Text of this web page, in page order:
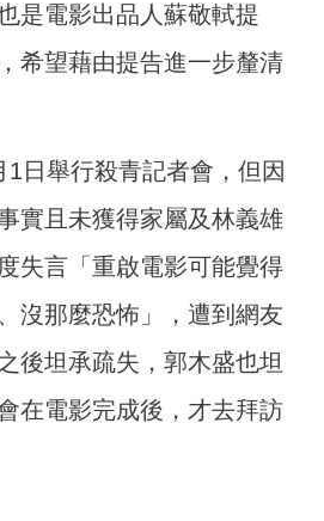
是電影出品人蘇敬軾提
希望藉由提告進一步釐清
1日舉行殺青記者會，但因
實且未獲得家屬及林義雄
失言「重啟電影可能覺得
沒那麼恐怖」，遭到網友
後坦承疏失，郭木盛也坦
在電影完成後，才去拜訪